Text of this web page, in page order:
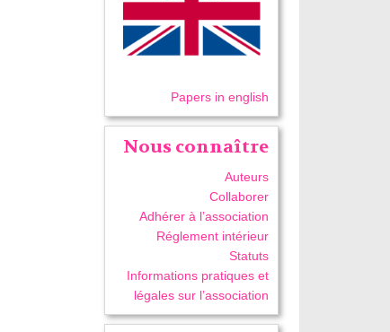
Papers in english
Nous connaître
Auteurs
Collaborer
Adhérer à l’association
Réglement intérieur
Statuts
Informations pratiques et
légales sur l’association